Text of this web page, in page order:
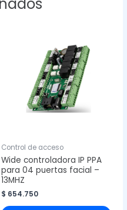
Control de acceso
Wide controladora IP PPA
para 04 puertas facial –
13MHZ
$ 654.750